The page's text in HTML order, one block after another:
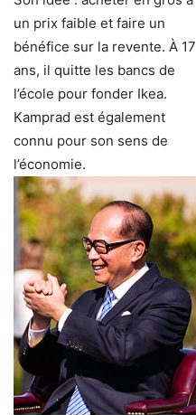
un prix faible et faire un
bénéfice sur la revente. À 17
ans, il quitte les bancs de
l’école pour fonder Ikea.
Kamprad est également
connu pour son sens de
l’économie.